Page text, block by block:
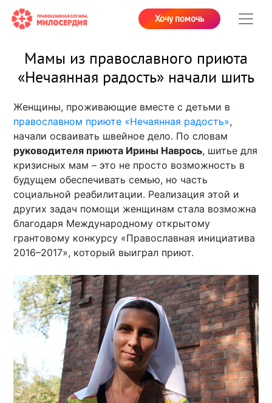
Хочу помочь
Мамы из православного приюта
«Нечаянная радость» начали шить
Женщины, проживающие вместе с детьми в
православном приюте «Нечаянная радость»,
начали осваивать швейное дело. По словам
руководителя приюта Ирины Наврось, шитье для
кризисных мам – это не просто возможность в
будущем обеспечивать семью, но часть
социальной реабилитации. Реализация этой и
других задач помощи женщинам стала возможна
благодаря Международному открытому
грантовому конкурсу «Православная инициатива
2016–2017», который выиграл приют.